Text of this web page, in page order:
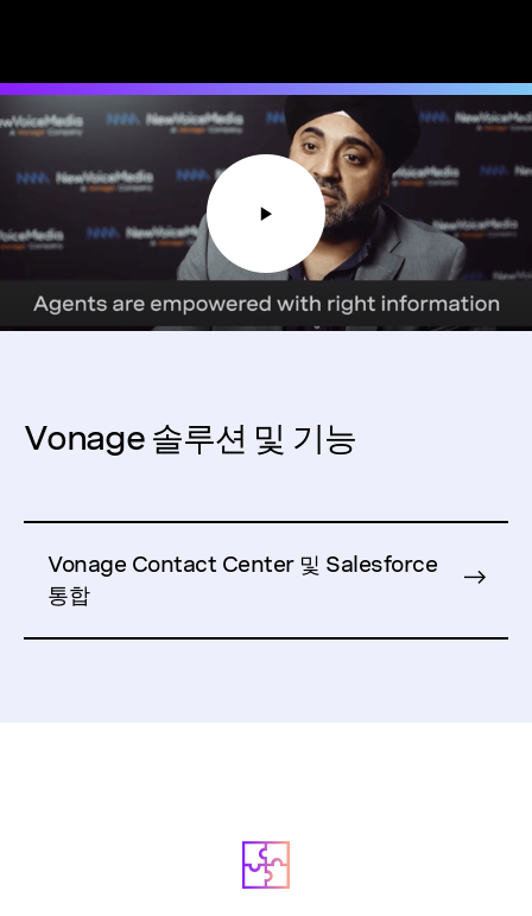
Vonage 솔루션 및 기능
Vonage Contact Center 및 Salesforce
통합